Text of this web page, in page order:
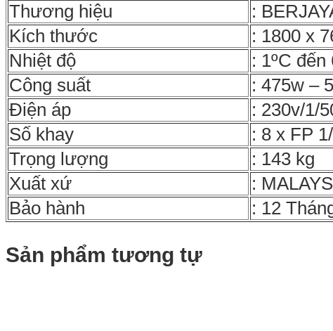
Thương hiệu
:
Kích thước
: 1800 x
Nhiệt độ
: 1ºC đến
Công suất
: 475w –
Điện áp
: 230v/1/
Số khay
: 8 x FP
Trọng lượng
: 143 kg
Xuất xứ
:
Bảo hành
: 12
Sản phẩm tương tự